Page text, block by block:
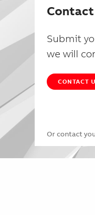
Submit
we will
CONTACT
Or contact